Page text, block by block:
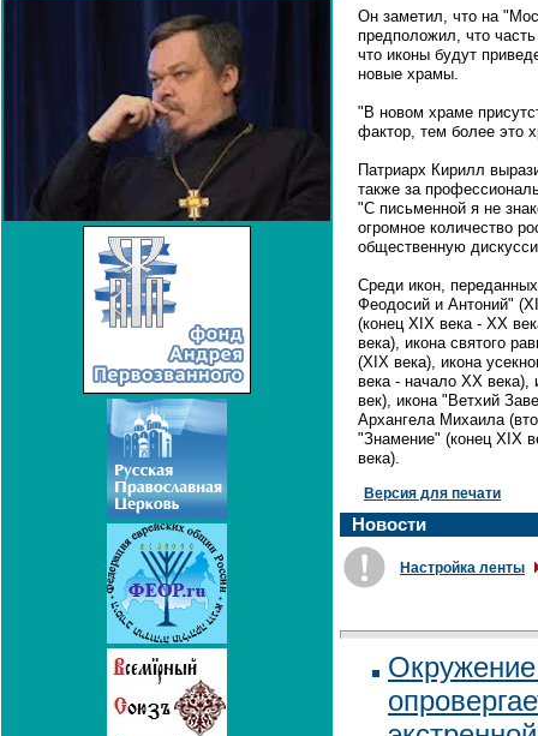
Он заметил, что на
предположил, что
что иконы будут
новые храмы.
"В новом храме
фактор, тем более это
Патриарх Кирилл
также за
"С письменной я не
огромное количество
общественную
Среди икон,
Феодосий и Антоний"
(конец XIX века - ХХ
века), икона святого
(ХIX века), икона
века - начало ХХ века),
век), икона "Ветхий
Архангела Михаила
"Знамение" (конец ХIX
века).
Версия для печати
Новости
Настройка ленты